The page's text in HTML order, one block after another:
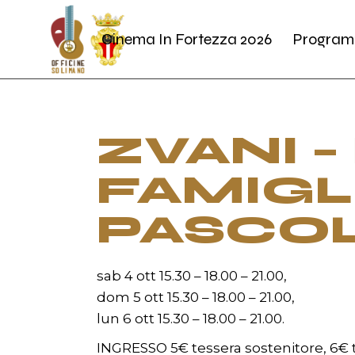
content
Cinema In Fortezza 2026
ZVANI
sab 4 ott 15.30 – 18.00 – 21.00,
dom 5 ott 15.30 – 18.00 – 21.00,
lun 6 ott 15.30 – 18.00 – 21.00.
INGRESSO 5€ tessera sostenitore,